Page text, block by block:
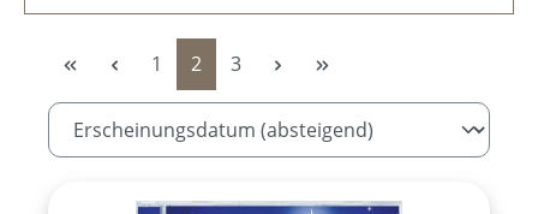
Seite
1 Seite
2 Seite
3